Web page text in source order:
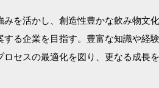
みを活かし、創造性豊かな飲み物文
する企業を目指す。豊富な知識や経
ロセスの最適化を図り、更なる成長を